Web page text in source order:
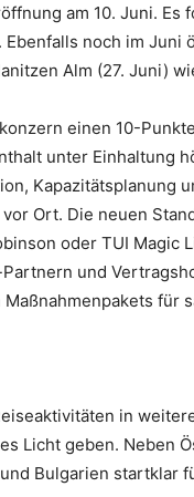
am 10. Juni. Es
noch im Juni
Alm (27. Juni)
einen 10-
unter Einhaltung
Kapazitätsplanung
Ort. Die neuen
oder TUI Magic
und
für
in
Licht geben. Neben
Bulgarien startklar